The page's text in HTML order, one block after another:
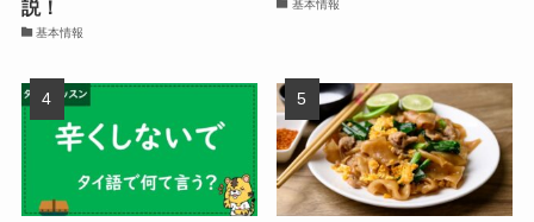
説！
基本情報
基本情報